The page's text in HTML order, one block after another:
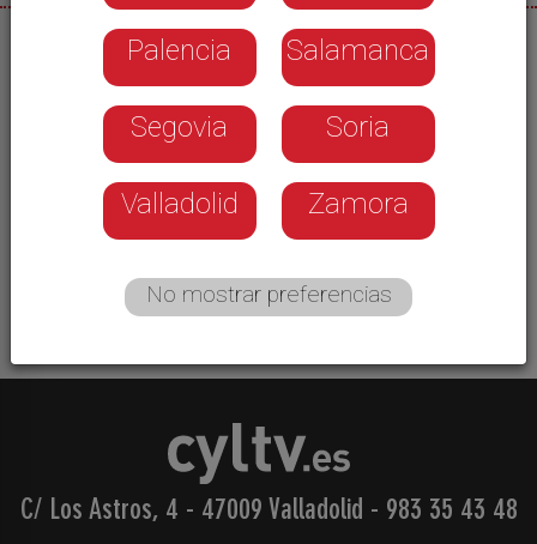
09/01/2026
10.000 euros en premios, es lo que ha repartido
el Ayuntamiento de la capital en los concursos
navideños. Siete concursos han sido organizados
a lo largo de de este año en torno a la navidad.
Villancicos, belenes, iluminaciones, balcones o
escaparates. Son algunas de las modalidades
que han recibido reconocimientos.
C/ Los Astros, 4 - 47009 Valladolid - 983 35 43 48
Palencia Salamanca
Segovia Soria
Valladolid Zamora
No mostrar preferencias